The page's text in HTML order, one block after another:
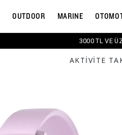
OUTDOOR MARINE
3000 TL VE
AKTIVITE